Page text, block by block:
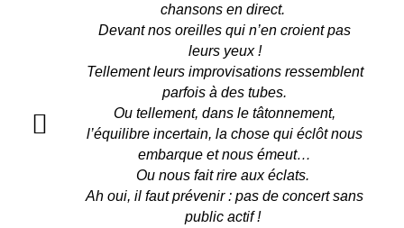
chansons en direct.
Devant nos oreilles qui n’en croient pas
leurs yeux !
Tellement leurs improvisations ressemblent
parfois à des tubes.
Ou tellement, dans le tâtonnement,
l’équilibre incertain, la chose qui éclôt nous
embarque et nous émeut…
Ou nous fait rire aux éclats.
Ah oui, il faut prévenir : pas de concert sans
public actif !